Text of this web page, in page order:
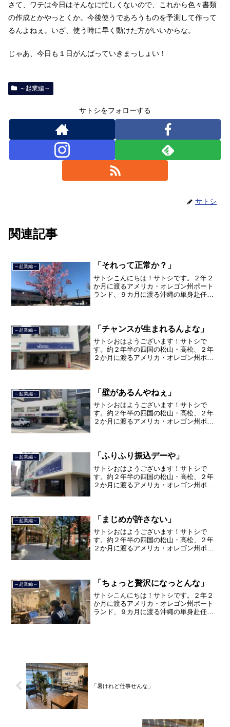
さて、ワテは今日はそんなに忙しくないので、これから色々書類
の作成とかやっとくか。今後使うであろうものを予測して作って
るんよねぇ。いざ、使う時に早く動けた方がいいからな。
じゃあ、今日も１日がんばっていきまっしょい！
～起業編～
サトシをフォローする
サトシ
関連記事
～起業編～ 「それって正常か？」
サトシこんにちは！サトシです。２年２
か月に渡るアメリカ・オレゴン州ポート
ランド、９カ月に渡る沖縄の単身赴任の
品川区南大井で不動産を主...
～起業編～ 「チャンスが生まれるんよな」
サトシおはようございます！サトシで
す。約２年半の四国の松山・高松、２年
２か月に渡るアメリカ・オレゴン州ポー
て、２０２１年３月９日より東...
～起業編～ 「壁があるんやねぇ」
サトシおはようございます！サトシで
す。約２年半の四国の松山・高松、２年
２か月に渡るアメリカ・オレゴン州ポー
て、２０２１年３月９日より東...
～起業編～ 「ふりふり振込デーや」
サトシおはようございます！サトシで
す。約２年半の四国の松山・高松、２年
２か月に渡るアメリカ・オレゴン州ポー
した。２０２１年３月９日よ...
～起業編～ 「まじめが許さない」
サトシおはようございます！サトシで
す。約２年半の四国の松山・高松、２年
２か月に渡るアメリカ・オレゴン州ポー
て、２０２１年３月９日より東...
～起業編～ 「ちょっと贅沢になっとんな」
サトシこんにちは！サトシです。２年２
か月に渡るアメリカ・オレゴン州ポート
ランド、９カ月に渡る沖縄の単身赴任の
「暑けれど仕事せんな」